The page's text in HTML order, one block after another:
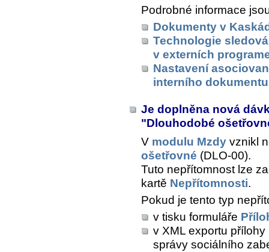
Podrobné informace
Dokumenty v
Technologie
v externích
Nastavení
interního dokumentu
Je doplněna nová
"Dlouhodobé
V modulu Mzdy vznikl
ošetřovné (DLO-00).
Tuto nepřítomnost lze
kartě Nepřítomnosti.
Pokud je tento typ
v tisku formuláře
v XML exportu
správy sociálního